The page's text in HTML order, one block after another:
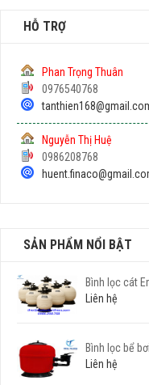
HỖ TRỢ
Phan Trọng Thuân
0976540768
Nguyễn Thị Huệ
0986208768
SẢN PHẨM NỔI BẬT
Bình lọc cát
Liên hệ
Bình lọc bể
Liên hệ